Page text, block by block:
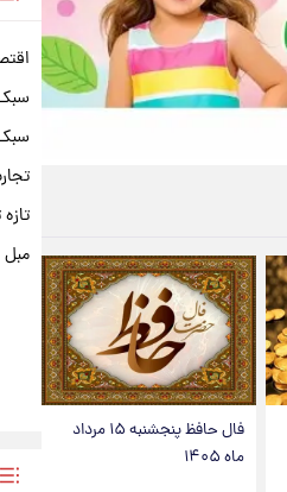
فال حافظ پنجشنبه ۱۵ مرداد
ماه ۱۴۰۵